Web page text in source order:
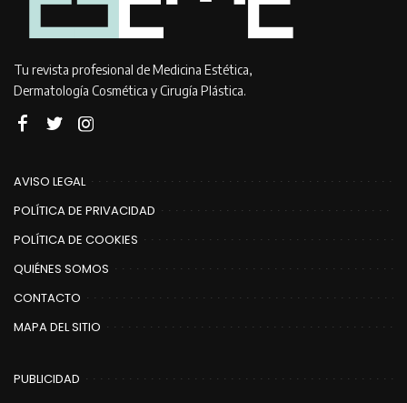
Tu revista profesional de Medicina Estética,
Dermatología Cosmética y Cirugía Plástica.
AVISO LEGAL
POLÍTICA DE PRIVACIDAD
POLÍTICA DE COOKIES
QUIÉNES SOMOS
CONTACTO
MAPA DEL SITIO
PUBLICIDAD